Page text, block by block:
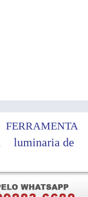
FERRAMENTA
luminaria de